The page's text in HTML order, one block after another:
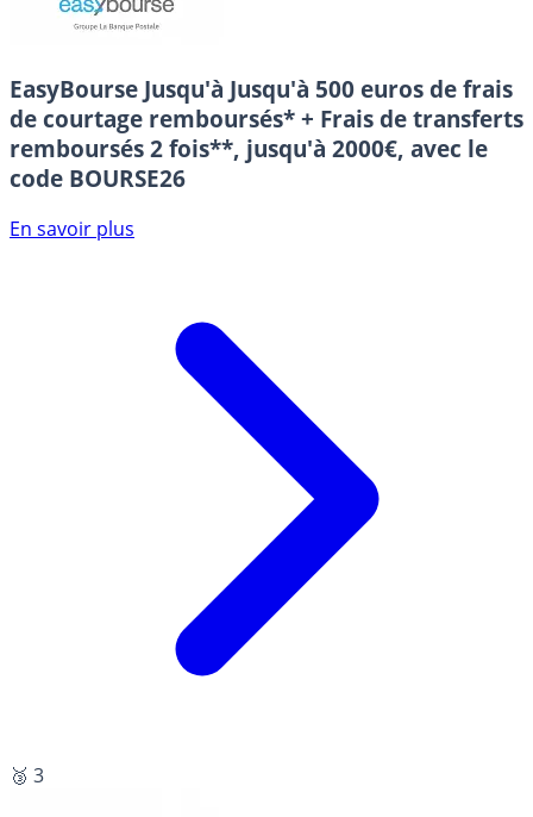
EasyBourse Jusqu'à Jusqu'à 500 euros de frais
de courtage remboursés* + Frais de transferts
remboursés 2 fois**, jusqu'à 2000€, avec le
code BOURSE26
En savoir plus
🥉 3